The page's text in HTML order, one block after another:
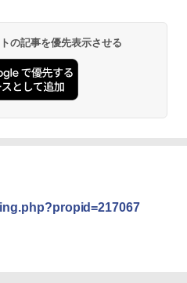
(パイクスピーク) 着替えテン
シー テント 【中が透けない】 1
たみ 防災グッズ 災害用トイレ ビ
ック ポップアップテント 携帯 簡
ント (オリーブ)
タッチ RENEW 幅200 2-3人用 43
ーアル 急速冷凍 空間倍増 衛生的
保冷力長持ち
・イノシシ対策 自治体・教育機
績 登山・キャンプ・アウトドア・
期保存可能 緊急時用 日本国内発
の記事を優先表示させる